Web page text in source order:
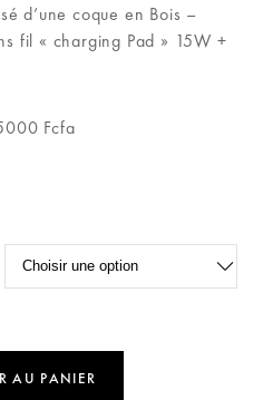
d’une coque en Bois –
fil « charging Pad » 15W +
Fcfa
AU PANIER